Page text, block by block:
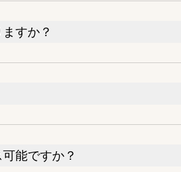
すか？
能ですか？